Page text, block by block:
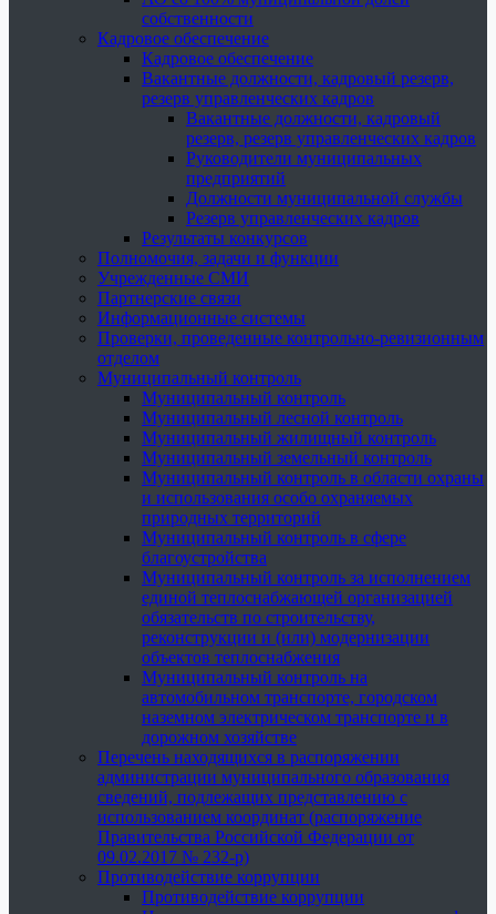
собственности
Кадровое обеспечение
Кадровое обеспечение
Вакантные должности, кадровый резерв,
резерв управленческих кадров
Вакантные должности, кадровый
резерв, резерв управленческих кадров
Руководители муниципальных
предприятий
Должности муниципальной службы
Резерв управленческих кадров
Результаты конкурсов
Полномочия, задачи и функции
Учрежденные СМИ
Партнерские связи
Информационные системы
Проверки, проведенные контрольно-ревизионным
отделом
Муниципальный контроль
Муниципальный контроль
Муниципальный лесной контроль
Муниципальный жилищный контроль
Муниципальный земельный контроль
Муниципальный контроль в области охраны
и использования особо охраняемых
природных территорий
Муниципальный контроль в сфере
благоустройства
Муниципальный контроль за исполнением
единой теплоснабжающей организацией
обязательств по строительству,
реконструкции и (или) модернизации
объектов теплоснабжения
Муниципальный контроль на
автомобильном транспорте, городском
наземном электрическом транспорте и в
дорожном хозяйстве
Перечень находящихся в распоряжении
администрации муниципального образования
сведений, подлежащих представлению с
использованием координат (распоряжение
Правительства Российской Федерации от
09.02.2017 № 232-р)
Противодействие коррупции
Противодействие коррупции